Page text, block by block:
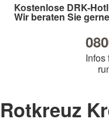
Kostenlose DRK-
Wir beraten Sie
Infos
Rotkreuz